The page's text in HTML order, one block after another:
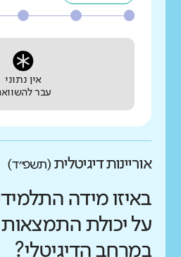
אין נתוני
עבר
אוריינות דיגיטלית (תשפ״ד)
באיזו מידה
על יכולת
במרחב הדיגיטלי?